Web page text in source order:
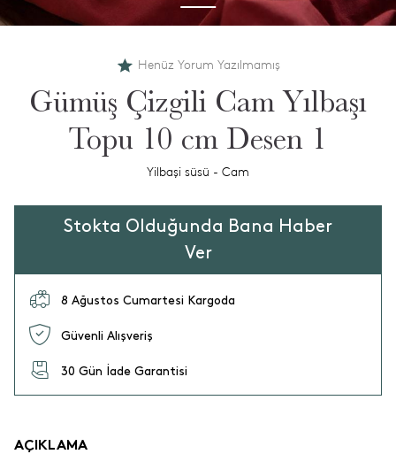
Henüz Yorum Yazılmamış
Gümüş Çizgili Cam Yılbaşı
Topu 10 cm Desen 1
Yilbaşi süsü - Cam
Stokta Olduğunda Bana Haber
Ver
8 Ağustos Cumartesi Kargoda
Güvenli Alışveriş
30 Gün İade Garantisi
AÇIKLAMA